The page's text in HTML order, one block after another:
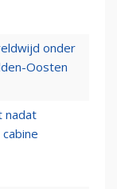
onder
Oosten
nadat